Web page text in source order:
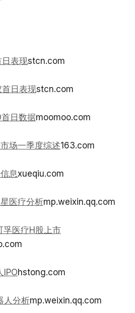
日表现stcn.com
首日表现stcn.com
日数据moomoo.com
场一季度综述163.com
息xueqiu.com
医疗分析mp.weixin.qq.com
孚医疗H股上市
IPOhstong.com
人分析mp.weixin.qq.com